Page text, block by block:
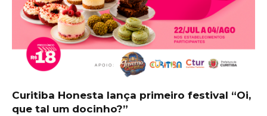
Curitiba Honesta lança primeiro festival “Oi,
que tal um docinho?”